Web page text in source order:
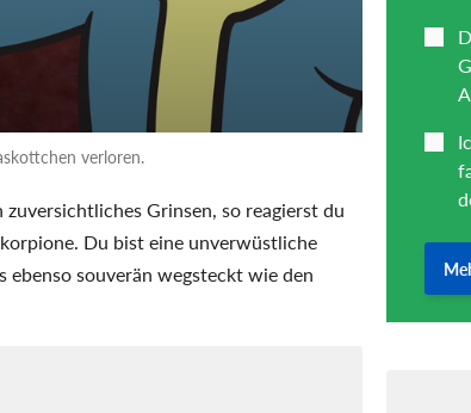
verloren.
Grinsen, so reagierst du
Du bist eine unverwüstliche
ebenso souverän wegsteckt wie den